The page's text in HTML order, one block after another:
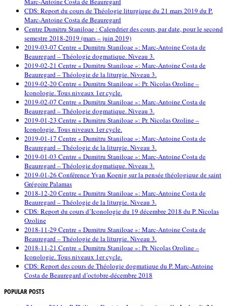
CDS: Report du cours de Théologie liturgique du 21 mars 2019 du P.
Marc-Antoine Costa de Beauregard
Centre Dumitru Staniloae : Calendrier des cours, par date, pour le second
semestre 2018-2019 (mars – juin 2019)
2019-03-07 Centre « Dumitru Staniloae »: Marc-Antoine Costa de
Beauregard – Théologie dogmatique. Niveau 3.
2019-02-21 Centre « Dumitru Staniloae »: Marc-Antoine Costa de
Beauregard – Théologie de la liturgie. Niveau 3.
2019-02-20 Centre « Dumitru Staniloae »: Pr. Nicolas Ozoline –
Iconologie. Tous niveaux 1er cycle.
2019-02-07 Centre « Dumitru Staniloae »: Marc-Antoine Costa de
Beauregard – Théologie dogmatique. Niveau 3.
2019-01-23 Centre « Dumitru Staniloae »: Pr. Nicolas Ozoline –
Iconologie. Tous niveaux 1er cycle.
2019-01-17 Centre « Dumitru Staniloae »: Marc-Antoine Costa de
Beauregard – Théologie de la liturgie. Niveau 3.
2019-01-03 Centre « Dumitru Staniloae »: Marc-Antoine Costa de
Beauregard – Théologie dogmatique. Niveau 3.
2019-01-26 Conférence Yvan Koenig sur la pensée théologique de saint
Grégoire Palamas
2018-12-20 Centre « Dumitru Staniloae »: Marc-Antoine Costa de
Beauregard – Théologie de la liturgie. Niveau 3.
CDS: Report du cours d’Iconologie du 19 décembre 2018 du P. Nicolas
Ozoline
2018-11-29 Centre « Dumitru Staniloae »: Marc-Antoine Costa de
Beauregard – Théologie de la liturgie. Niveau 3.
2018-11-21 Centre « Dumitru Staniloae »: Pr. Nicolas Ozoline –
Iconologie. Tous niveaux 1er cycle.
CDS: Report des cours de Théologie dogmatique du P. Marc-Antoine
Costa de Beauregard d’octobre-décembre 2018
POPULAR POSTS